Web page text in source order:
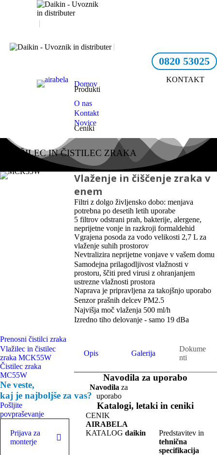
|
|
0820 53025
Domov
Produkti
O nas
Kontakt
Novice
Ceniki
KONTAKT
VLAŽILEC IN ČISTILEC ZRAKA
MCK55W
Vlaženje in čiščenje zraka v
enem
Filtri z dolgo življensko dobo: menjava
potrebna po desetih letih uporabe
5 filtrov odstrani prah, bakterije, alergene,
neprijetne vonje in razkroji formaldehid
Vgrajena posoda za vodo velikosti 2,7 L za
vlaženje suhih prostorov
Nevtralizira neprijetne vonjave v vašem domu
Samodejna prilagodljivost vlažnosti v
prostoru, ščiti pred virusi z ohranjanjem
ustrezne vlažnosti prostora
Naprava je pripravljena za takojšnjo uporabo
Senzor prašnih delcev PM2.5
Najvišja moč vlaženja 500 ml/h
Izredno tiho delovanje - samo 19 dBa
Prenosni čistilci zraka
Vlažilec in čistilec
zraka MCK55W
Čistilec zraka
MC55W
Ne veste,
kaj je najboljše za vas?
Pošljite
povpraševanje
Prijava za
monterje
Opis Galerija
Dokume
nti
Navodila za uporabo
Navodila za
uporabo
Katalogi, letaki in ceniki
CENIK
AIRABELA
KATALOGdaikin
Predstavitev in
tehnična
specifikacija